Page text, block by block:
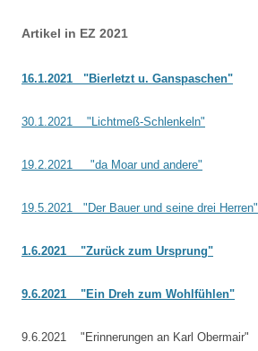
Navigation
Artikel in EZ 2021
16.1.2021 "Bierletzt u. Ganspaschen"
30.1.2021 "Lichtmeß-Schlenkeln"
19.2.2021 "da Moar und andere"
19.5.2021 "Der Bauer und seine drei Herren"
1.6.2021 "Zurück zum Ursprung"
9.6.2021 "Ein Dreh zum Wohlfühlen"
9.6.2021 "Erinnerungen an Karl Obermair"